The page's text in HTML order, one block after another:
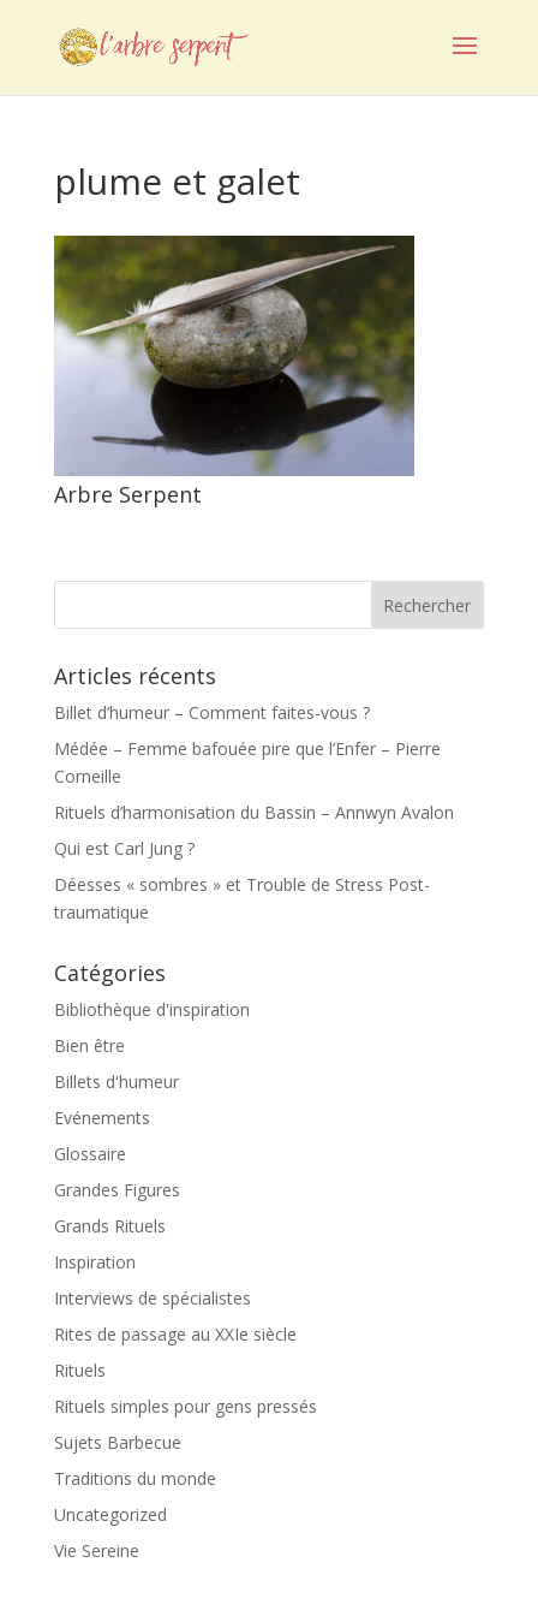
plume et galet
Arbre Serpent
Articles récents
Billet d’humeur – Comment faites-vous ?
Médée – Femme bafouée pire que l’Enfer – Pierre
Corneille
Rituels d’harmonisation du Bassin – Annwyn Avalon
Qui est Carl Jung ?
Déesses « sombres » et Trouble de Stress Post-
traumatique
Catégories
Bibliothèque d'inspiration
Bien être
Billets d'humeur
Evénements
Glossaire
Grandes Figures
Grands Rituels
Inspiration
Interviews de spécialistes
Rites de passage au XXIe siècle
Rituels
Rituels simples pour gens pressés
Sujets Barbecue
Traditions du monde
Uncategorized
Vie Sereine